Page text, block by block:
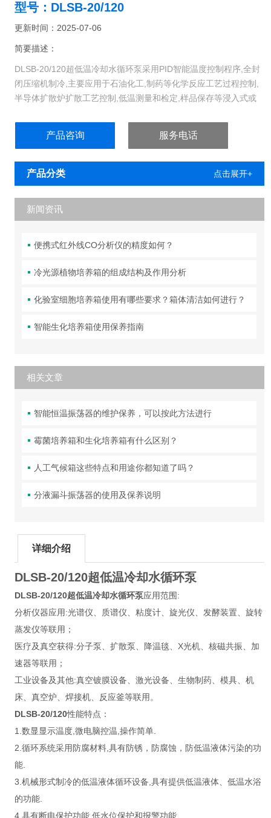
型号：DLSB-20/120
更新时间：2025-07-06
简要描述：
DLSB-20/120超低温冷却水循环泵采用PID智能温度控制程序,全封
闭压缩机制冷,主要应用于石油化工,制药等化学反应工艺过程控制,
半导体扩散炉扩散工艺控制,低温测量和检定,样品保存等浸入式或
产品咨询 服务电话
产品分类 点击展开+
新闻资讯
便携式红外线CO分析仪的精度如何？
冷光源植物培养箱的组成结构及作用分析
化验室细胞培养箱使用有哪些要求？箱体清洁如何进行？
智能生化培养箱使用保养指南
相关文章
智能恒温振荡器的维护保养，可以按此方法进行
霉菌培养箱和生化培养箱有什么区别？
人工气候箱这些特点和用途你都知道了吗？
分液漏斗振荡器的使用及保养说明
详细介绍
DLSB-20/120超低温冷却水循环泵
DLSB-20/120超低温冷却水循环泵应用范围:
分析仪器应用:光谱仪、质谱仪、粘度计、旋光仪、发酵装置、旋转
蒸发仪等联用；
医疗及真空获得:分子泵、扩散泵、降温毯、X光机、核磁共振、加
速器等联用；
工业设备及其他:真空镀膜设备、激光设备、生物制药、模具、机
床、真空炉、焊接机、反应釜等联用。
DLSB-20/120性能特点：
1.数显显示温度,微电脑控温,操作简单.
2.循环系统采用防腐材料,具有防锈，防腐蚀，防低温液体污染的功
能.
3.机械形式制冷的低温液体循环设备,具有提供低温液体、低温水浴
的功能.
4.具有断电保护功能,低水位保护和报警功能.